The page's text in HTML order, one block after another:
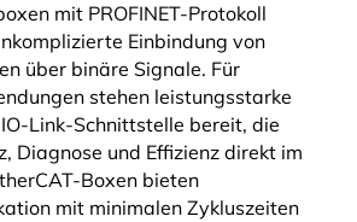
mit PROFINET-Protokoll
Einbindung von
Signale. Für
stehen leistungsstarke
Link-Schnittstelle bereit, die
Diagnose und Effizienz direkt im
mit minimalen Zykluszeiten